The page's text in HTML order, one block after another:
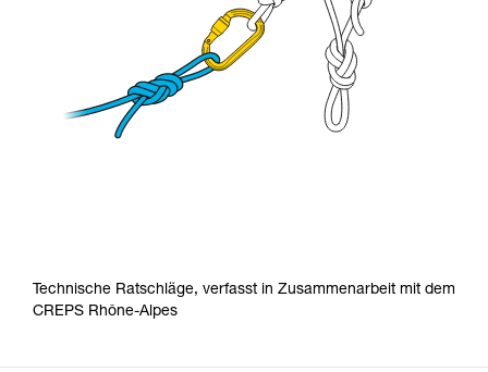
Technische Ratschläge, verfasst in Zusammenarbeit mit dem
CREPS Rhône-Alpes